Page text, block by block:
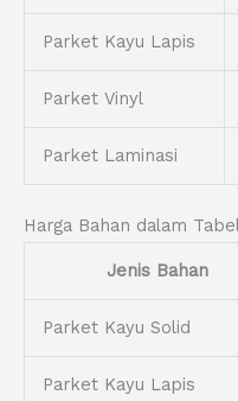
Parket Kayu Lapis
Parket Vinyl
Parket Laminasi
Harga Bahan dalam
Jenis Bahan
Parket Kayu Solid
Parket Kayu Lapis